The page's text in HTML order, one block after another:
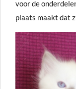
voor de
plaats maakt dat